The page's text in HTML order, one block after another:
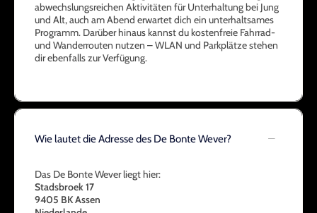
abwechslungsreichen Aktivitäten für Unterhaltung bei Jung
und Alt, auch am Abend erwartet dich ein unterhaltsames
Programm. Darüber hinaus kannst du kostenfreie Fahrrad-
und Wanderrouten nutzen – WLAN und Parkplätze stehen
dir ebenfalls zur Verfügung.
Wie lautet die Adresse des De Bonte Wever?
Das De Bonte Wever liegt hier:
Stadsbroek 17
9405 BKAssen